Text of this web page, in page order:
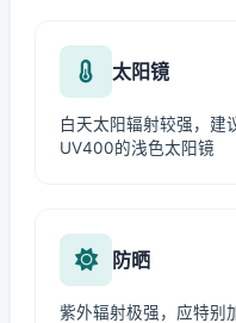
太阳镜
白天太阳辐射较强，建
UV400的浅色太阳镜
防晒
紫外辐射极强，应特别